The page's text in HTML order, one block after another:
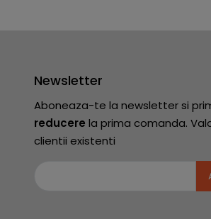
Newsletter
Aboneaza-te la newsletter si
reducere la prima comanda.
clientii existenti